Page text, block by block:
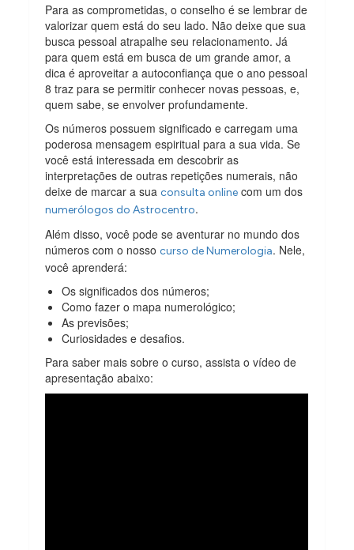
Para as comprometidas, o conselho é se lembrar de
valorizar quem está do seu lado. Não deixe que sua
busca pessoal atrapalhe seu relacionamento. Já
para quem está em busca de um grande amor, a
dica é aproveitar a autoconfiança que o ano pessoal
8 traz para se permitir conhecer novas pessoas, e,
quem sabe, se envolver profundamente.
Os números possuem significado e carregam uma
poderosa mensagem espiritual para a sua vida. Se
você está interessada em descobrir as
interpretações de outras repetições numerais, não
deixe de marcar a suaconsulta online com um dos
numerólogos do Astrocentro.
Além disso, você pode se aventurar no mundo dos
números com o nossocurso de Numerologia. Nele,
você aprenderá:
Os significados dos números;
Como fazer o mapa numerológico;
As previsões;
Curiosidades e desafios.
Para saber mais sobre o curso, assista o vídeo de
apresentação abaixo: